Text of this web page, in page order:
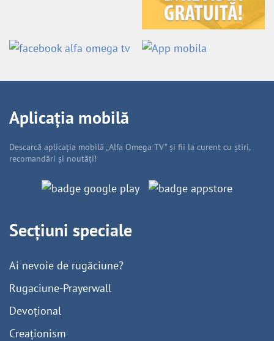
Aplicația mobilă
Descarcă aplicația mobilă „Alfa Omega TV” și fii la curent cu știri,
recomandări și noutăți!
Secțiuni speciale
Ai nevoie de rugăciune?
Rugaciune-Prayerwall
Devoțional
Creaționism